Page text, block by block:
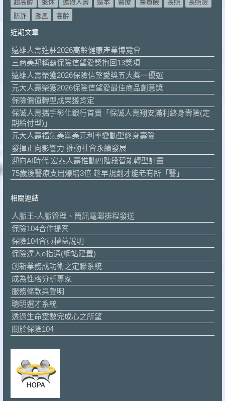
超高齡
退休 遠雄人壽 還本 醫療 醫療險 長照
長照險
防詐
颱風 高齡
近期文章
遠雄人壽進駐2026高齡健康產業博覽會
三商美邦稱霸保險信望愛獎抱回13獎項
遠雄人壽榮獲2026保險信望愛獎五大獎一優選
元大人壽榮獲2026保險信望愛最佳商品創意獎
保險價值轉型成果獲肯定
保誠人壽攜手彰化銀行首賣「保誠人壽翔安滿利終身壽險(定
期給付型)」
元大人壽福氣美滿美元利率變動型終身壽險
發揮正向影響力 推動社會永續發展
迎向AI時代 宏泰人壽推動四階段智能轉型計畫
75歲後醫療支出爆增3倍 趁早規劃才能老有所「醫」
相關連結
人脈王-人脈管理、簡訊電郵排程發送
保險104合作提案
保險104會員權益說明
保險達人e指通(網站建置)
創新業務成功術之定聯系統
成為性格分析專家
服務條款與聲明
聰明選才系統
透過生命靈數完成心之所望
關於保險104